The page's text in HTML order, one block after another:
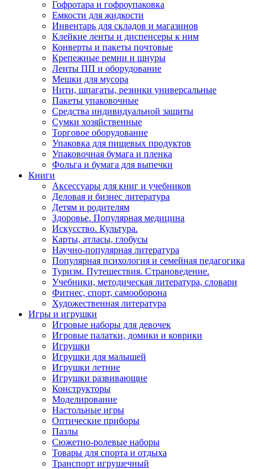
Гофротара и гофроупаковка
Емкости для жидкости
Инвентарь для складов и магазинов
Клейкие ленты и диспенсеры к ним
Конверты и пакеты почтовые
Крепежные ремни и шнуры
Ленты ПП и оборудование
Мешки для мусора
Нити, шпагаты, резинки универсальные
Пакеты упаковочные
Средства индивидуальной защиты
Сумки хозяйственные
Торговое оборудование
Упаковка для пищевых продуктов
Упаковочная бумага и пленка
Фольга и бумага для выпечки
Книги
Аксессуары для книг и учебников
Деловая и бизнес литература
Детям и родителям
Здоровье. Популярная медицина
Искусство. Культура.
Карты, атласы, глобусы
Научно-популярная литература
Популярная психология и семейная педагогика
Туризм. Путешествия. Страноведение.
Учебники, методическая литература, словари
Фитнес, спорт, самооборона
Художественная литература
Игры и игрушки
Игровые наборы для девочек
Игровые палатки, домики и коврики
Игрушки
Игрушки для малышей
Игрушки летние
Игрушки развивающие
Конструкторы
Моделирование
Настольные игры
Оптические приборы
Пазлы
Сюжетно-ролевые наборы
Товары для спорта и отдыха
Транспорт игрушечный